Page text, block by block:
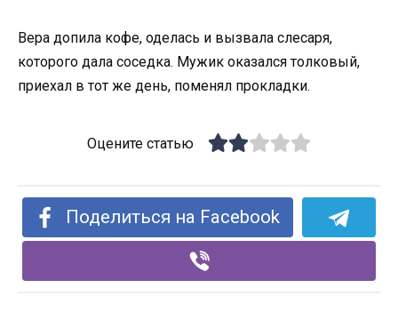
Вера допила кофе, оделась и вызвала слесаря,
которого дала соседка. Мужик оказался толковый,
приехал в тот же день, поменял прокладки.
Оцените статью
Поделиться на Facebook